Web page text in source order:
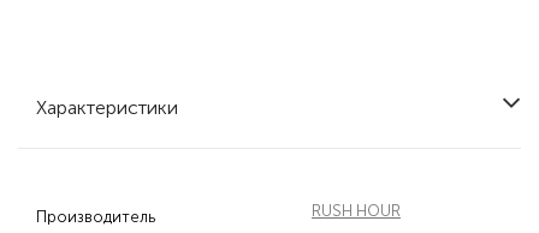
Характеристики
Производитель
RUSH HOUR